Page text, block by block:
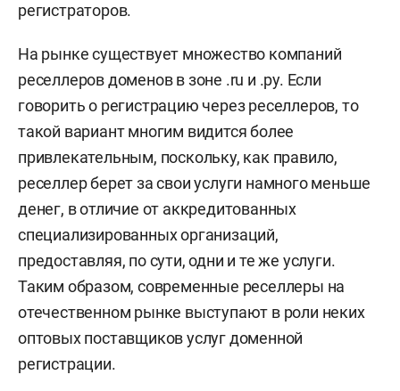
регистраторов.
На рынке существует множество компаний
реселлеров доменов в зоне .ru и .ру. Если
говорить о регистрацию через реселлеров, то
такой вариант многим видится более
привлекательным, поскольку, как правило,
реселлер берет за свои услуги намного меньше
денег, в отличие от аккредитованных
специализированных организаций,
предоставляя, по сути, одни и те же услуги.
Таким образом, современные реселлеры на
отечественном рынке выступают в роли неких
оптовых поставщиков услуг доменной
регистрации.